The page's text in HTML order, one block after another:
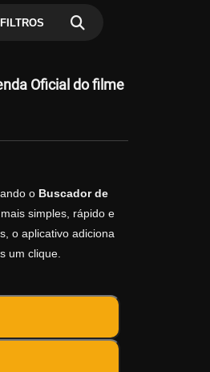
FILTROS
Oficial do filme
o Buscador de
simples, rápido e
o aplicativo adiciona
um clique.